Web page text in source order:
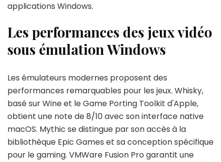
applications Windows.
Les performances des jeux vidéo
sous émulation Windows
Les émulateurs modernes proposent des
performances remarquables pour les jeux. Whisky,
basé sur Wine et le Game Porting Toolkit d'Apple,
obtient une note de 8/10 avec son interface native
macOS. Mythic se distingue par son accès à la
bibliothèque Epic Games et sa conception spécifique
pour le gaming. VMWare Fusion Pro garantit une